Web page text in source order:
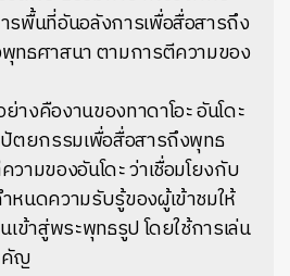
รพื้นที่อันอลังการเพื่อสื่อสารถึง
ทธศาสนา ตามการตีความของ
งคืองานของทาดาโอะ อันโดะ
ตยกรรมเพื่อสื่อสารถึงพุทธ
ามของอันโดะ ว่าเชื่อมโยงกับ
หนดความรับรู้ของผู้เข้าชมให้
เข้าสู่พระพุทธรูป โดยใช้การเล่น
คัญ